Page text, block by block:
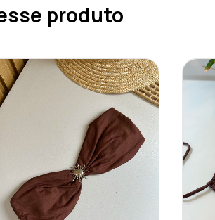
produto